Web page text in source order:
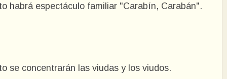
habrá espectáculo familiar "Carabín, Carabán".
se concentrarán las viudas y los viudos.